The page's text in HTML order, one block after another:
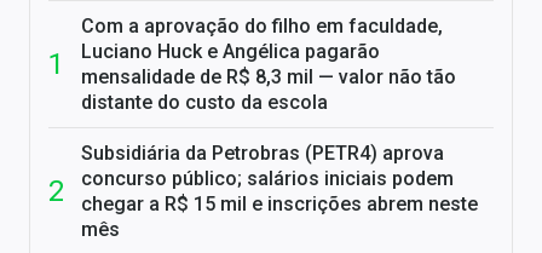
Com a aprovação do filho em faculdade,
Luciano Huck e Angélica pagarão
mensalidade de R$ 8,3 mil — valor não tão
distante do custo da escola
Subsidiária da Petrobras (PETR4) aprova
concurso público; salários iniciais podem
chegar a R$ 15 mil e inscrições abrem neste
mês